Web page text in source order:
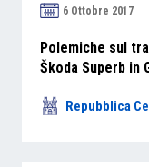
6 Ottobre 2017
Polemiche sul
Škoda Superb in
Repubblica